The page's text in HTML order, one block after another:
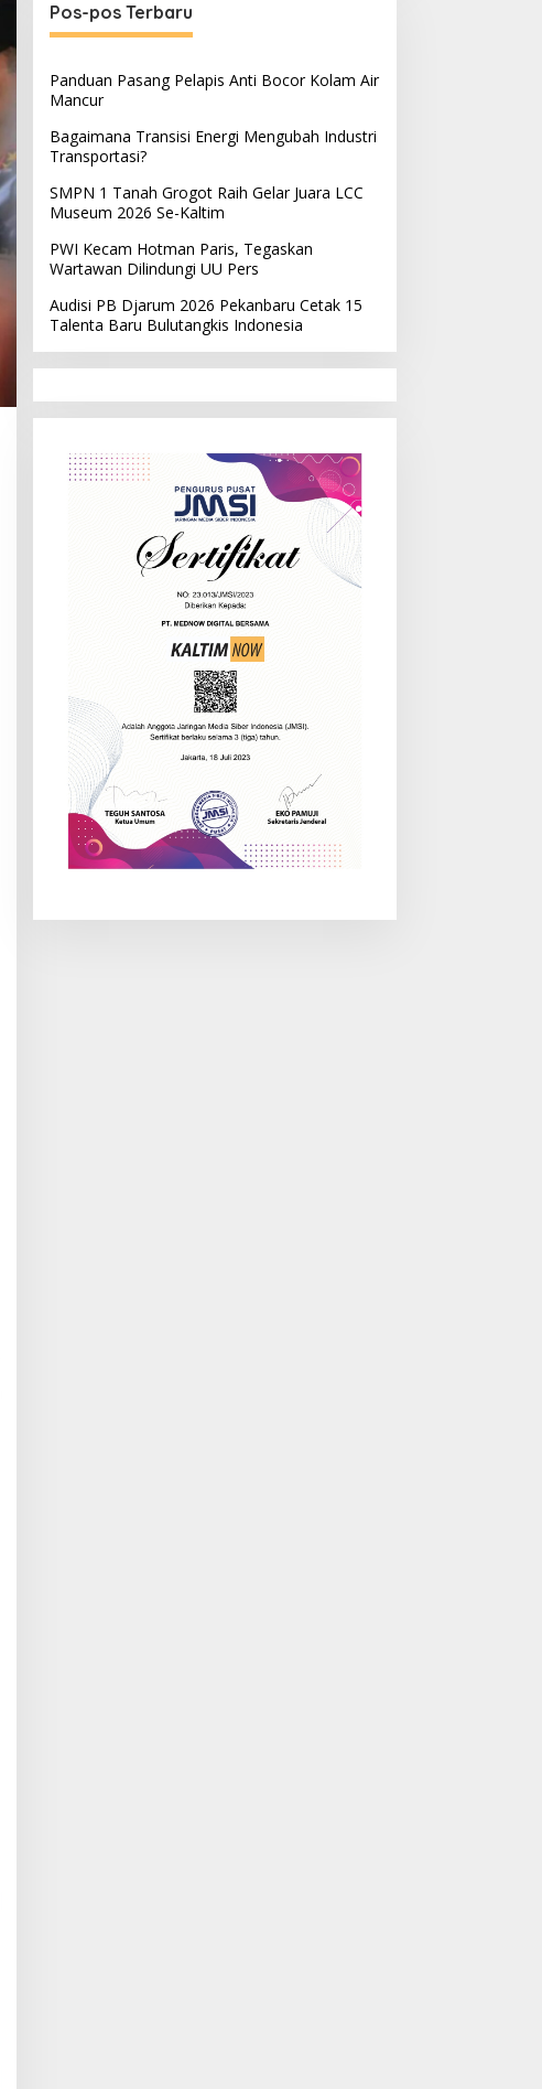
Pos-pos Terbaru
Panduan Pasang Pelapis Anti Bocor Kolam Air
Mancur
Bagaimana Transisi Energi Mengubah Industri
Transportasi?
SMPN 1 Tanah Grogot Raih Gelar Juara LCC
Museum 2026 Se-Kaltim
PWI Kecam Hotman Paris, Tegaskan
Wartawan Dilindungi UU Pers
Audisi PB Djarum 2026 Pekanbaru Cetak 15
Talenta Baru Bulutangkis Indonesia